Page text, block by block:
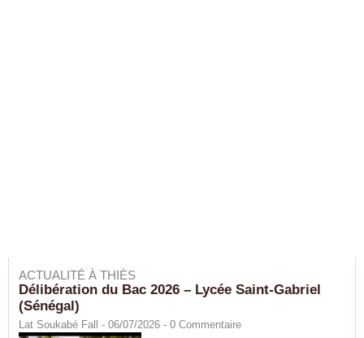
ACTUALITÉ À THIÈS
Délibération du Bac 2026 – Lycée Saint-Gabriel
(Sénégal)
Lat Soukabé Fall - 06/07/2026 - 0 Commentaire